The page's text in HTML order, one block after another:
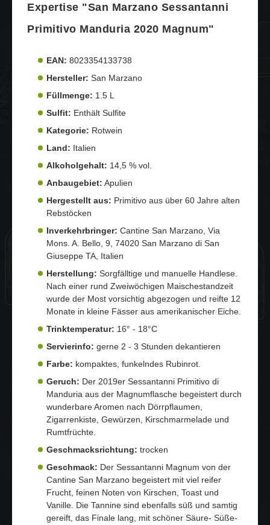
Expertise "San Marzano Sessantanni
Primitivo Manduria 2020 Magnum"
EAN: 8023354133738
Hersteller: San Marzano
Füllmenge: 1.5 L
Sulfit: Enthält Sulfite
Kategorie: Rotwein
Land: Italien
Alkoholgehalt: 14,5 % vol.
Anbaugebiet: Apulien
Hergestellt aus: Primitivo aus über 60 Jahre alten
Rebstöcken
Inverkehrbringer: Cantine San Marzano, Via
Mons. A. Bello, 9, 74020 San Marzano di San
Giuseppe TA, Italien
Herstellung: Sorgfälltige und manuelle Handlese.
Nach einer rund Zweiwöchigen Maischestandzeit
wurde der Most vorsichtig abgezogen und reifte 12
Monate in kleine Fässer aus amerikanischer Eiche.
Trinktemperatur: 16° - 18°C
Servierinfo: gerne 2 - 3 Stunden dekantieren
Farbe: kompaktes, funkelndes Rubinrot.
Geruch: Der 2019er Sessantanni Primitivo di
Manduria aus der Magnumflasche begeistert durch
wunderbare Aromen nach Dörrpflaumen,
Zigarrenkiste, Gewürzen, Kirschmarmelade und
Rumtfrüchte.
Geschmacksrichtung: trocken
Geschmack: Der Sessantanni Magnum von der
Cantine San Marzano begeistert mit viel reifer
Frucht, feinen Noten von Kirschen, Toast und
Vanille. Die Tannine sind ebenfalls süß und samtig
gereift, das Finale lang, mit schöner Säure- Süße-